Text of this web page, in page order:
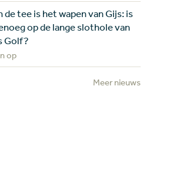
de tee is het wapen van Gijs: is
op de lange slothole van
Golf?
op
Meer nieuws